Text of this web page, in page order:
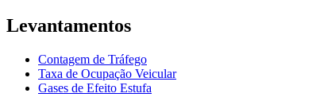
Levantamentos
Contagem de Tráfego
Taxa de Ocupação Veicular
Gases de Efeito Estufa